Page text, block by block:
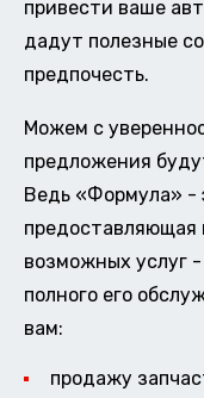
привести ваше
дадут полезные
предпочесть.
Можем с
предложения
Ведь «Формула» -
предоставляющая
возможных услуг
полного его
вам:
продажу